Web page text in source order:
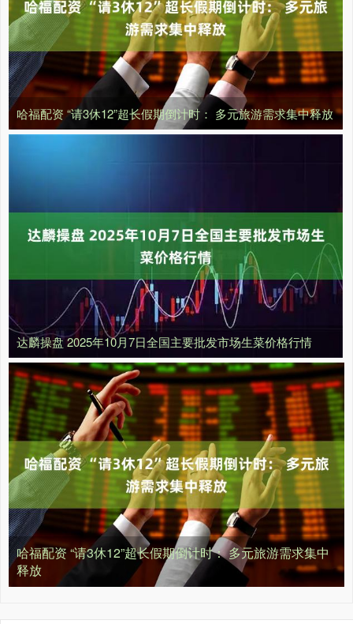
哈福配资 “请3休12”超长假期倒计时： 多元旅游需求集中释放
达麟操盘 2025年10月7日全国主要批发市场生菜价格行情
哈福配资 “请3休12”超长假期倒计时： 多元旅游需求集中
释放